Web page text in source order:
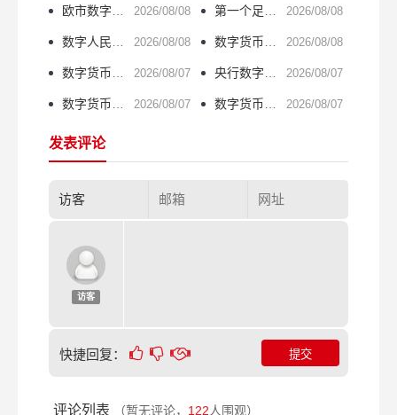
2026/08/08
欧市数字货币：数字欧元如何改变欧洲人的钱包？ 2026/08/08
第一个足球数字货币是什么？巴萨BAR币全面解读
2026/08/08
数字人民币在深圳的落地实践与未来展望 2026/08/08
数字货币融资是什么？一文读懂ICO与代币经济
2026/08/07
数字货币远景图片：探索未来金融的视觉灵感 2026/08/07
央行数字货币答记者问：普通百姓最关心的五个问题
2026/08/07
数字货币会改变未来吗？普通人该不该入场？ 2026/08/07
数字货币应用领域有哪些？这5个方向最实用
发表评论
访客
快捷回复：
评论列表 （暂无评论， 122人围观）